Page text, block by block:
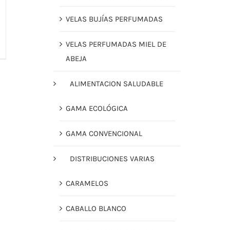
VELAS BUJÍAS PERFUMADAS
VELAS PERFUMADAS MIEL DE
ABEJA
ALIMENTACION SALUDABLE
GAMA ECOLÓGICA
GAMA CONVENCIONAL
DISTRIBUCIONES VARIAS
CARAMELOS
CABALLO BLANCO